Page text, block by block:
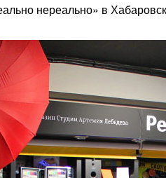
нереально» в